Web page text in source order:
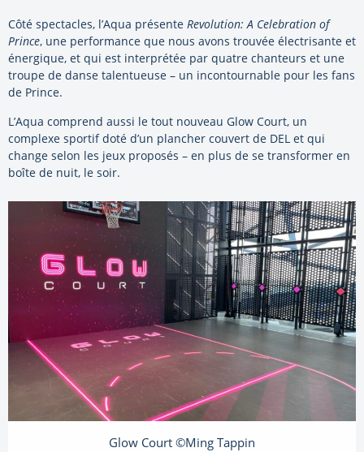
Côté spectacles, l’Aqua présente Revolution: A Celebration of
Prince, une performance que nous avons trouvée électrisante et
énergique, et qui est interprétée par quatre chanteurs et une
troupe de danse talentueuse – un incontournable pour les fans
de Prince.
L’Aqua comprend aussi le tout nouveau Glow Court, un
complexe sportif doté d’un plancher couvert de DEL et qui
change selon les jeux proposés – en plus de se transformer en
boîte de nuit, le soir.
Glow Court ©Ming Tappin